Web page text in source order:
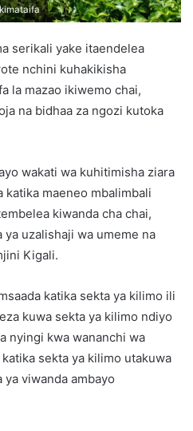
serikali yake itaendelea
nchini kuhakikisha
la mazao ikiwemo chai,
na bidhaa za ngozi kutoka
wakati wa kuhitimisha ziara
maeneo mbalimbali
kiwanda cha chai,
uzalishaji wa umeme na
Kigali.
katika sekta ya kilimo ili
kuwa sekta ya kilimo ndiyo
nyingi kwa wananchi wa
sekta ya kilimo utakuwa
viwanda ambayo